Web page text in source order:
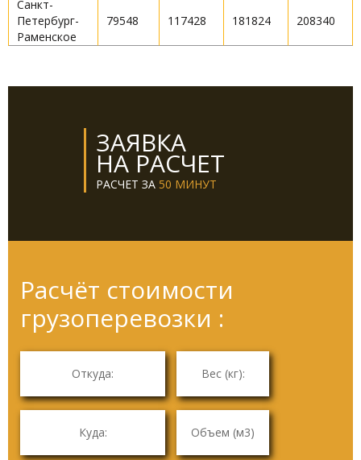
Санкт-
Петербург-
Раменское
79548 117428 181824 208340
ЗАЯВКА
НА РАСЧЕТ
РАСЧЕТ ЗА 50 МИНУТ
Расчёт стоимости
грузоперевозки :